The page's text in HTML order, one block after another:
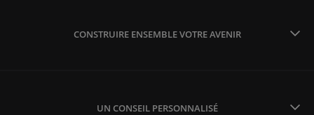
CONSTRUIRE ENSEMBLE VOTRE AVENIR
UN CONSEIL PERSONNALISÉ